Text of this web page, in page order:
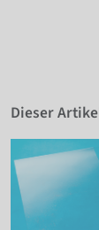
Dieser